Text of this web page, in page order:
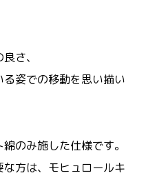
さ、
姿での移動を思い描い
のみ施した仕様です。
方は、モヒュロールキ